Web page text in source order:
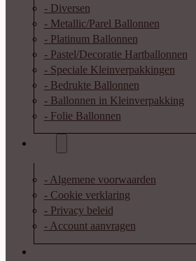
- Diversen
- Metallic/Parel Ballonnen
- Platinum Ballonnen
- Pastel/Decoratie Hartballonnen
- Speciale Kleinverpakkingen
- Bedrukte Ballonnen
- Ballonnen in Kleinverpakking
- Folie Ballonnen
- Algemene voorwaarden
- Cookie verklaring
- Privacy beleid
- Account aanvragen